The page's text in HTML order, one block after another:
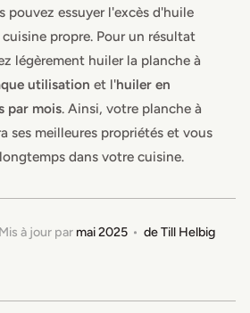
pouvez essuyer l'excès d'huile
propre. Pour un résultat
légèrement huiler la planche à
utilisation et l'huiler en
par mois. Ainsi, votre planche à
ses meilleures propriétés et vous
dans votre cuisine.
Mis à jour par mai 2025 deTill Helbig